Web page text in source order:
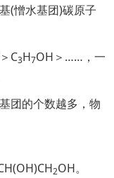
(憎水基团)碳原子
C3H7OH＞……，一
团的个数越多，物
2OH。